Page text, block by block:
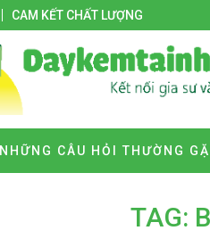
CAM KẾT CHẤT LƯỢNG
NHỮNG CÂU HỎI THƯỜNG
TAG: